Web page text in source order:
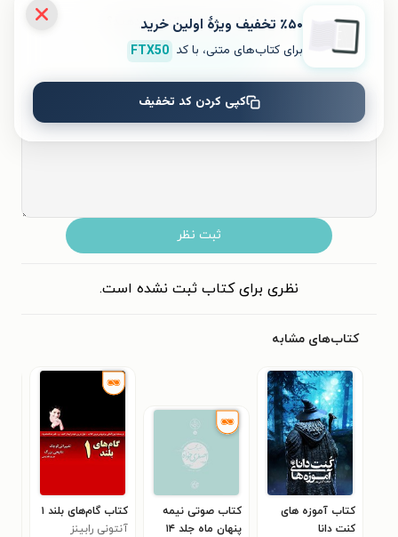
به این کتاب چه امتیازی می‌دهید؟
۱ ۲ ۳ ۴ ۵
ثبت نظر
نظری برای کتاب ثبت نشده است.
کتاب‌های مشابه
کتاب آموزه های
کنت دانا
کتاب صوتی نیمه
پنهان ماه جلد ۱۴
کتاب گام‌های بلند ۱
آنتونی رابینز
٪۵۰ تخفیف ویژۀ اولین خرید
برای کتاب‌های متنی، با کد FTX50
کپی کردن کد تخفیف